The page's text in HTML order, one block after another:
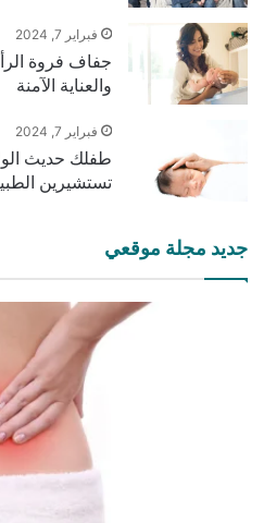
فبراير 7, 2024
جفاف فروة
والعناية الآمنة
فبراير 7, 2024
تستشيرين
جديد مجلة موقعي